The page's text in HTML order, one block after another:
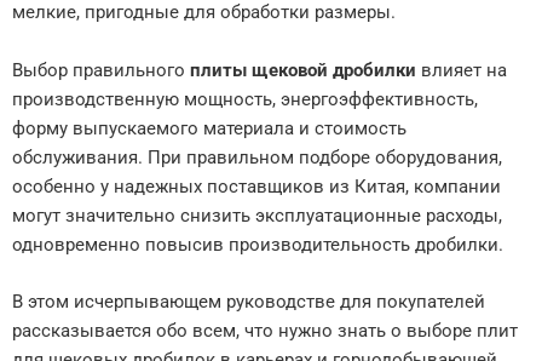
мелкие, пригодные для обработки размеры.
Выбор правильного плиты щековой дробилки влияет на
производственную мощность, энергоэффективность,
форму выпускаемого материала и стоимость
обслуживания. При правильном подборе оборудования,
особенно у надежных поставщиков из Китая, компании
могут значительно снизить эксплуатационные расходы,
одновременно повысив производительность дробилки.
В этом исчерпывающем руководстве для покупателей
рассказывается обо всем, что нужно знать о выборе плит